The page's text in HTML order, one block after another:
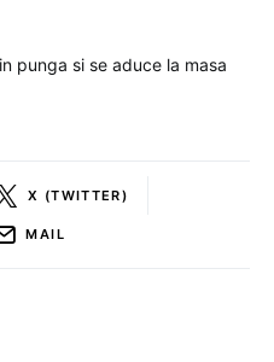
punga si se aduce la masa
X (TWITTER)
MAIL